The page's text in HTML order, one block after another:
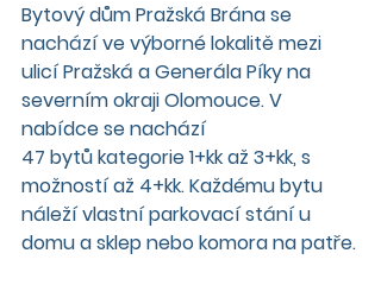
Bytový dům Pražská Brána se
nachází ve výborné lokalitě mezi
ulicí Pražská a Generála Píky na
severním okraji Olomouce. V
nabídce se nachází
47 bytů kategorie 1+kk až 3+kk, s
možností až 4+kk. Každému bytu
náleží vlastní parkovací stání u
domu a sklep nebo komora na patře.